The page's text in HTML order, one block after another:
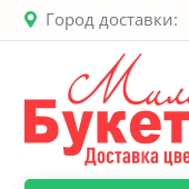
Город доставки: